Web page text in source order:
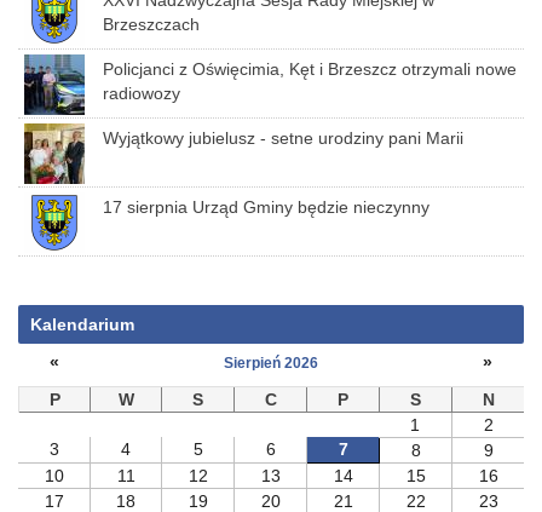
Brzeszczach
Policjanci z Oświęcimia, Kęt i Brzeszcz otrzymali nowe
radiowozy
Wyjątkowy jubielusz - setne urodziny pani Marii
17 sierpnia Urząd Gminy będzie nieczynny
Kalendarium
«
Sierpień 2026
»
P
W S C P S
N
1
2
3
4 5 6 7 8
9
10
11 12 13 14 15
16
17
18 19 20 21 22
23